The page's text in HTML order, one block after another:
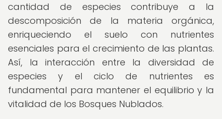
cantidad de especies contribuye a la
descomposición de la materia orgánica,
enriqueciendo el suelo con nutrientes
esenciales para el crecimiento de las plantas.
Así, la interacción entre la diversidad de
especies y el ciclo de nutrientes es
fundamental para mantener el equilibrio y la
vitalidad de los Bosques Nublados.